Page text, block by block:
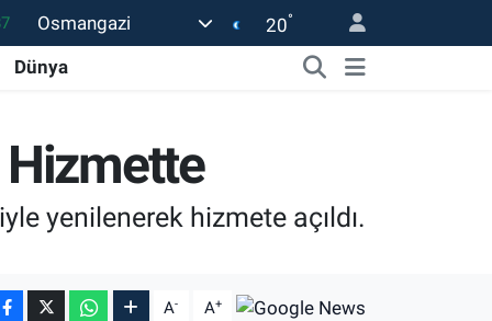
Osmangazi 20°
Dünya
yenilenerek hizmete açıldı.
A- A+